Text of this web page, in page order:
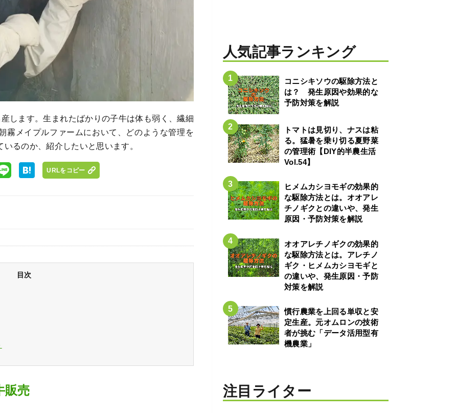
します。生まれたばかりの子牛は体も弱く、繊細
霧メイプルファームにおいて、どのような管理を
るのか、紹介したいと思います。
URLをコピー
目次
販売
人気記事ランキング
コニシキソウの駆除方法と
は？ 発生原因や効果的な
予防対策を解説
トマトは見切り、ナスは粘
る。猛暑を乗り切る夏野菜
の管理術【DIY的半農生活
Vol.54】
ヒメムカシヨモギの効果的
な駆除方法とは。オオアレ
チノギクとの違いや、発生
原因・予防対策を解説
オオアレチノギクの効果的
な駆除方法とは。アレチノ
ギク・ヒメムカシヨモギと
の違いや、発生原因・予防
対策を解説
慣行農業を上回る単収と安
定生産。元オムロンの技術
者が挑む「データ活用型有
機農業」
注目ライター